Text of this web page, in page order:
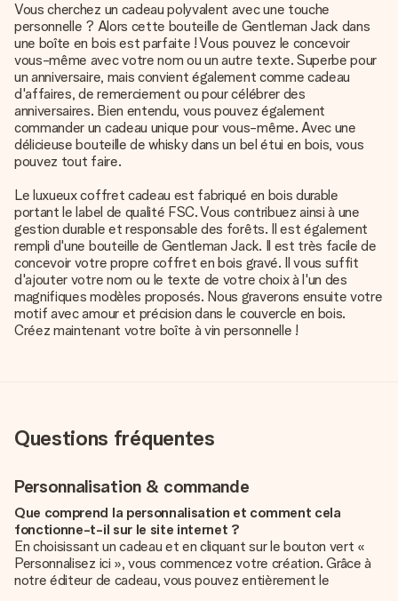
Vous cherchez un cadeau polyvalent avec une touche
personnelle ? Alors cette bouteille de Gentleman Jack dans
une boîte en bois est parfaite ! Vous pouvez le concevoir
vous-même avec votre nom ou un autre texte. Superbe pour
un anniversaire, mais convient également comme cadeau
d'affaires, de remerciement ou pour célébrer des
anniversaires. Bien entendu, vous pouvez également
commander un cadeau unique pour vous-même. Avec une
délicieuse bouteille de whisky dans un bel étui en bois, vous
pouvez tout faire.
Le luxueux coffret cadeau est fabriqué en bois durable
portant le label de qualité FSC. Vous contribuez ainsi à une
gestion durable et responsable des forêts. Il est également
rempli d'une bouteille de Gentleman Jack. Il est très facile de
concevoir votre propre coffret en bois gravé. Il vous suffit
d'ajouter votre nom ou le texte de votre choix à l'un des
magnifiques modèles proposés. Nous graverons ensuite votre
motif avec amour et précision dans le couvercle en bois.
Créez maintenant votre boîte à vin personnelle !
Questions fréquentes
Personnalisation & commande
Que comprend la personnalisation et comment cela
fonctionne-t-il sur le site internet ?
En choisissant un cadeau et en cliquant sur le bouton vert «
Personnalisez ici », vous commencez votre création. Grâce à
notre éditeur de cadeau, vous pouvez entièrement le